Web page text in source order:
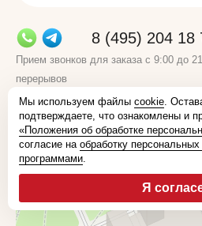
8 (495) 204 18
Прием звонков для заказа с 9:00 до
перерывов
info@power-clean.ru
Оставить
Мы используем файлы cookie.
подтверждаете, что ознакомлены и
«Положения об обработке
согласие на обработку
программами.
Я